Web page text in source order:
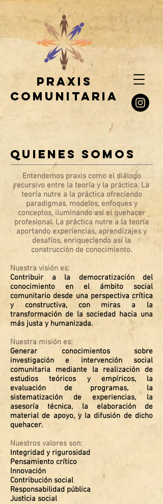
praxis
comunitaria
Quienes somos
Entendemos praxis como el diálogo
recursivo entre la teoría y la práctica. La
teoría nutre a la práctica ofreciendo
paradigmas, modelos, enfoques y
conceptos, iluminando así el quehacer
profesional. La práctica nutre a la teoría
aportando experiencias, aprendizajes y
desafíos, enriqueciendo así la
construcción de conocimiento.
Nuestra visión es:
Contribuir a la democratización del
conocimiento en el ámbito social
comunitario desde una perspectiva crítica
y constructiva, con miras a la
transformación de la sociedad hacia una
más justa y humanizada.
Nuestra misión es:
Generar conocimientos sobre
investigación e intervención social
comunitaria mediante la realización de
estudios teóricos y empíricos, la
evaluación de programas, la
sistematización de experiencias, la
asesoría técnica, la elaboración de
material de apoyo, y la difusión de dicho
quehacer.
Nuestros valores son:
Integridad y rigurosidad
Pensamiento crítico
Innovación
Contribución social
Responsabilidad pública
Justicia social